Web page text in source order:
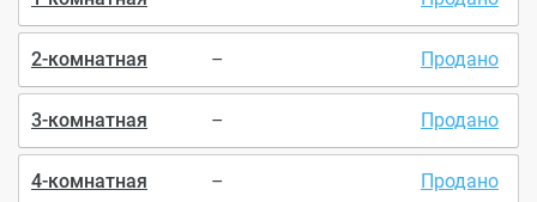
2-комнатная – Продано
3-комнатная – Продано
4-комнатная – Продано